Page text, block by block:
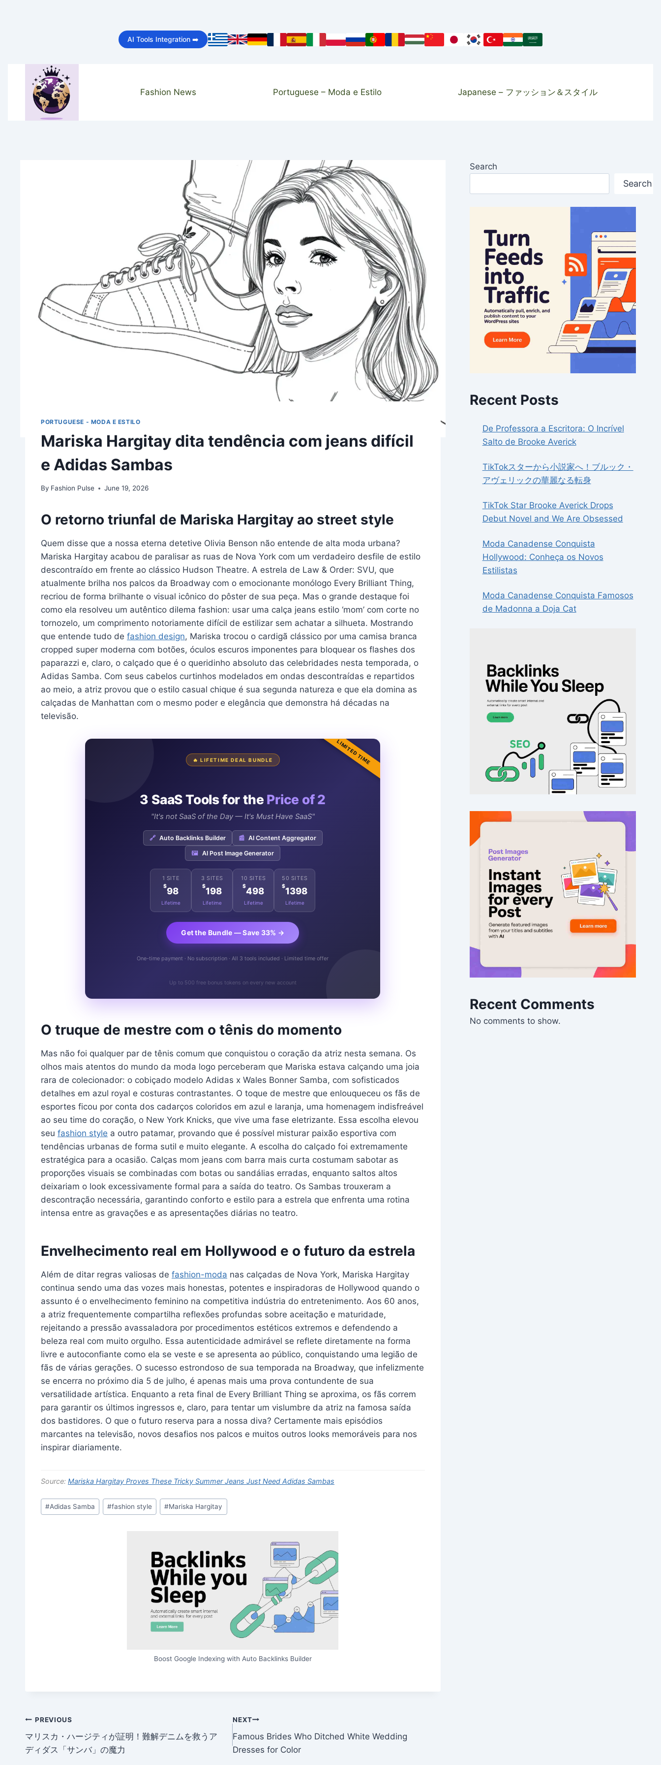
AI Tools Integration ➡️
Fashion News Portuguese – Moda e Estilo Japanese – ファッション＆スタイル
PORTUGUESE - MODA E ESTILO
Mariska Hargitay dita tendência com jeans difícil
e Adidas Sambas
By Fashion Pulse June 19, 2026
O retorno triunfal de Mariska Hargitay ao street style
Quem disse que a nossa eterna detetive Olivia Benson não entende de alta moda urbana?
Mariska Hargitay acabou de paralisar as ruas de Nova York com um verdadeiro desfile de estilo
descontraído em frente ao clássico Hudson Theatre. A estrela de Law & Order: SVU, que
atualmente brilha nos palcos da Broadway com o emocionante monólogo Every Brilliant Thing,
recriou de forma brilhante o visual icônico do pôster de sua peça. Mas o grande destaque foi
como ela resolveu um autêntico dilema fashion: usar uma calça jeans estilo ‘mom’ com corte no
tornozelo, um comprimento notoriamente difícil de estilizar sem achatar a silhueta. Mostrando
que entende tudo de fashion design, Mariska trocou o cardigã clássico por uma camisa branca
cropped super moderna com botões, óculos escuros imponentes para bloquear os flashes dos
paparazzi e, claro, o calçado que é o queridinho absoluto das celebridades nesta temporada, o
Adidas Samba. Com seus cabelos curtinhos modelados em ondas descontraídas e repartidos
ao meio, a atriz provou que o estilo casual chique é sua segunda natureza e que ela domina as
calçadas de Manhattan com o mesmo poder e elegância que demonstra há décadas na
televisão.
LIMITED TIME
🔥 LIFETIME DEAL BUNDLE
3 SaaS Tools for the Price of 2
"It's not SaaS of the Day — It's Must Have SaaS"
🔗 Auto Backlinks Builder 📰 AI Content Aggregator
🖼️ AI Post Image Generator
1 SITE
$98
Lifetime
3 SITES
$198
Lifetime
10 SITES
$498
Lifetime
50 SITES
$1398
Lifetime
Get the Bundle — Save 33% →
One-time payment · No subscription · All 3 tools included · Limited time offer
Up to 500 free bonus tokens on every new account
O truque de mestre com o tênis do momento
Mas não foi qualquer par de tênis comum que conquistou o coração da atriz nesta semana. Os
olhos mais atentos do mundo da moda logo perceberam que Mariska estava calçando uma joia
rara de colecionador: o cobiçado modelo Adidas x Wales Bonner Samba, com sofisticados
detalhes em azul royal e costuras contrastantes. O toque de mestre que enlouqueceu os fãs de
esportes ficou por conta dos cadarços coloridos em azul e laranja, uma homenagem indisfreável
ao seu time do coração, o New York Knicks, que vive uma fase eletrizante. Essa escolha elevou
seu fashion style a outro patamar, provando que é possível misturar paixão esportiva com
tendências urbanas de forma sutil e muito elegante. A escolha do calçado foi extremamente
estratégica para a ocasião. Calças mom jeans com barra mais curta costumam sabotar as
proporções visuais se combinadas com botas ou sandálias erradas, enquanto saltos altos
deixariam o look excessivamente formal para a saída do teatro. Os Sambas trouxeram a
descontração necessária, garantindo conforto e estilo para a estrela que enfrenta uma rotina
intensa entre as gravações e as apresentações diárias no teatro.
Envelhecimento real em Hollywood e o futuro da estrela
Além de ditar regras valiosas de fashion-moda nas calçadas de Nova York, Mariska Hargitay
continua sendo uma das vozes mais honestas, potentes e inspiradoras de Hollywood quando o
assunto é o envelhecimento feminino na competitiva indústria do entretenimento. Aos 60 anos,
a atriz frequentemente compartilha reflexões profundas sobre aceitação e maturidade,
rejeitando a pressão avassaladora por procedimentos estéticos extremos e defendendo a
beleza real com muito orgulho. Essa autenticidade admirável se reflete diretamente na forma
livre e autoconfiante como ela se veste e se apresenta ao público, conquistando uma legião de
fãs de várias gerações. O sucesso estrondoso de sua temporada na Broadway, que infelizmente
se encerra no próximo dia 5 de julho, é apenas mais uma prova contundente de sua
versatilidade artística. Enquanto a reta final de Every Brilliant Thing se aproxima, os fãs correm
para garantir os últimos ingressos e, claro, para tentar um vislumbre da atriz na famosa saída
dos bastidores. O que o futuro reserva para a nossa diva? Certamente mais episódios
marcantes na televisão, novos desafios nos palcos e muitos outros looks memoráveis para nos
inspirar diariamente.
Source: Mariska Hargitay Proves These Tricky Summer Jeans Just Need Adidas Sambas
Post
Tags:
#Adidas Samba #fashion style #Mariska Hargitay
Boost Google Indexing with Auto Backlinks Builder
Post
navigation
PREVIOUS
マリスカ・ハージティが証明！難解デニムを救うア
ディダス「サンバ」の魔力
NEXT
Famous Brides Who Ditched White Wedding
Dresses for Color
Search
Search
Recent Posts
De Professora a Escritora: O Incrível
Salto de Brooke Averick
TikTokスターから小説家へ！ブルック・
アヴェリックの華麗なる転身
TikTok Star Brooke Averick Drops
Debut Novel and We Are Obsessed
Moda Canadense Conquista
Hollywood: Conheça os Novos
Estilistas
Moda Canadense Conquista Famosos
de Madonna a Doja Cat
Recent Comments
No comments to show.